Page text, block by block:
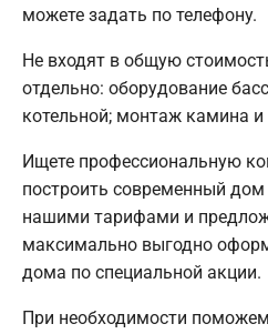
можете задать по телефону.
Не входят в общую
отдельно: оборудование
котельной; монтаж камина и
Ищете профессиональную
построить современный дом
нашими тарифами и
максимально выгодно
дома по специальной акции.
При необходимости